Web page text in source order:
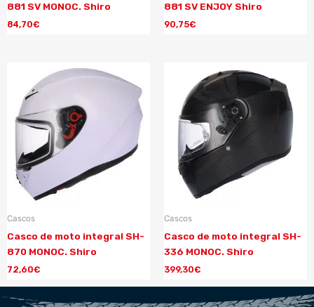
881 SV MONOC. Shiro
84,70€
881 SV ENJOY Shiro
90,75€
Cascos
Casco de moto integral SH-
870 MONOC. Shiro
72,60€
Cascos
Casco de moto integral SH-
336 MONOC. Shiro
399,30€